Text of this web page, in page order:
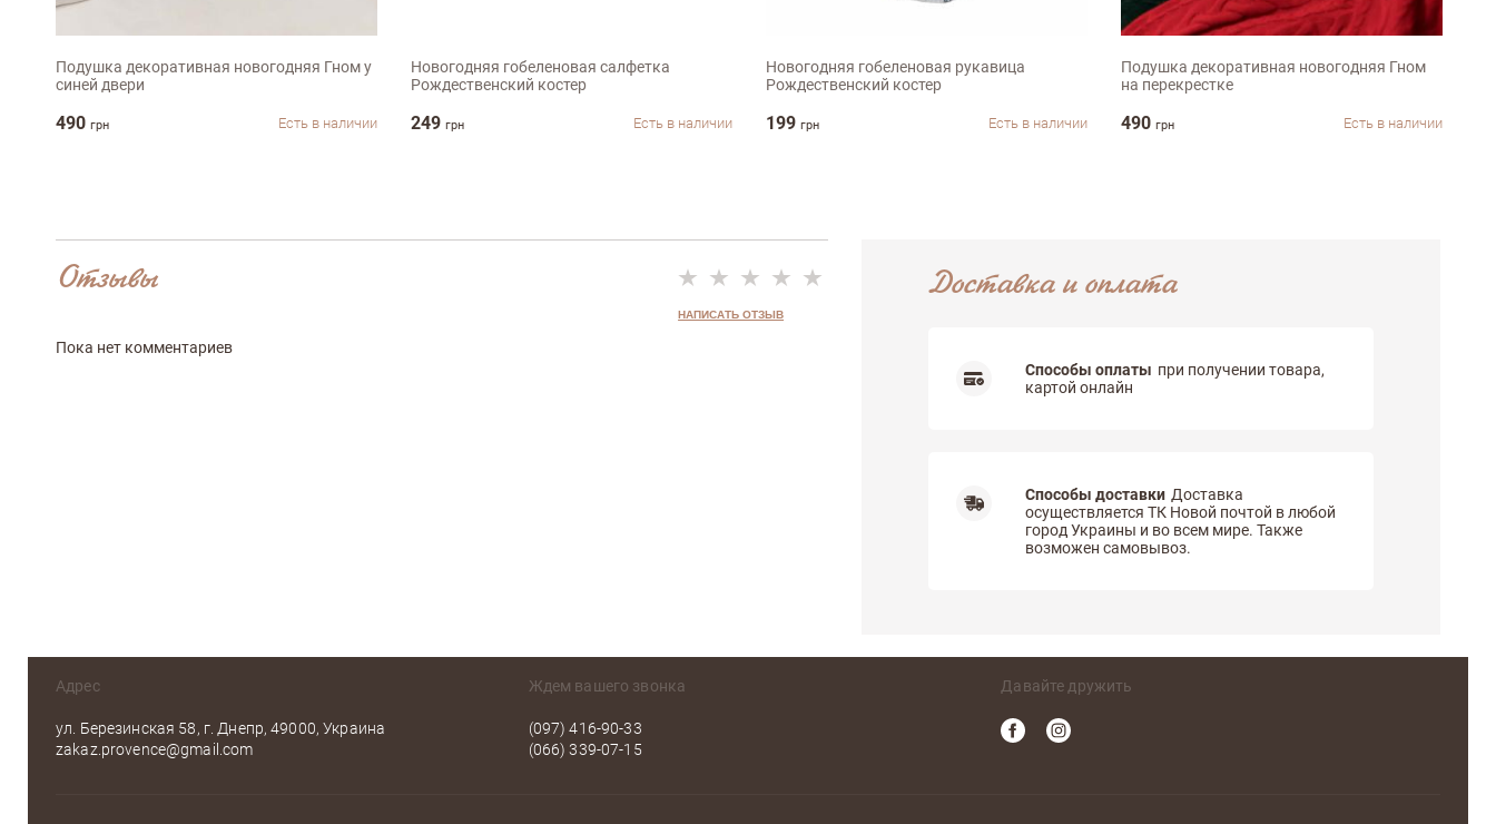
Подушка декоративная новогодняя Гном у
синей двери
490 грн Есть в наличии
Новогодняя гобеленовая салфетка
Рождественский костер
249 грн Есть в наличии
Новогодняя гобеленовая рукавица
Рождественский костер
199 грн Есть в наличии
Подушка декоративная новогодняя Гном
на перекрестке
490 грн Есть в наличии
Доставка и оплата
Способы оплаты при получении товара,
картой онлайн
Способы доставки Доставка
осуществляется ТК Новой почтой в любой
город Украины и во всем мире. Также
возможен самовывоз.
Отзывы
НАПИСАТЬ ОТЗЫВ
Пока нет комментариев
Адрес
ул. Березинская 58, г. Днепр, 49000, Украина
zakaz.provence@gmail.com
Ждем вашего звонка
(097) 416-90-33
(066) 339-07-15
Давайте дружить